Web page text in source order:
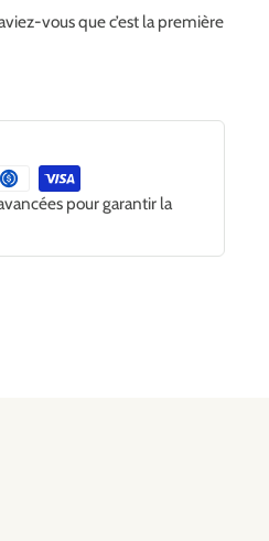
vous que c’est la première
pour garantir la